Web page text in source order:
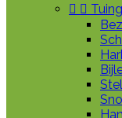
 